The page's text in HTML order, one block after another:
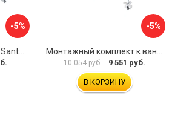
-5% -5%
10 054 руб. 9 551 руб.
В КОРЗИНУ